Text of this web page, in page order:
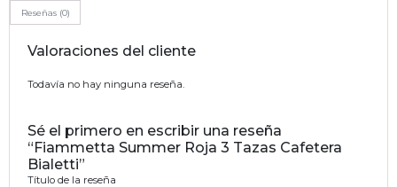
Reseñas (0)
Valoraciones del cliente
Todavía no hay ninguna reseña.
Sé el primero en escribir una reseña
“Fiammetta Summer Roja 3 Tazas Cafetera
Bialetti”
Título de la reseña